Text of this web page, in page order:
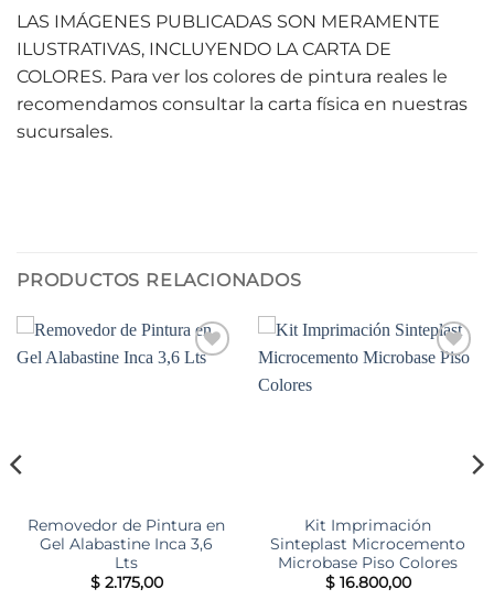
LAS IMÁGENES PUBLICADAS SON MERAMENTE
ILUSTRATIVAS, INCLUYENDO LA CARTA DE
COLORES. Para ver los colores de pintura reales le
recomendamos consultar la carta física en nuestras
sucursales.
PRODUCTOS RELACIONADOS
Removedor de Pintura en
Gel Alabastine Inca 3,6
Lts
$2.175,00
Kit Imprimación
Sinteplast Microcemento
Microbase Piso Colores
$16.800,00